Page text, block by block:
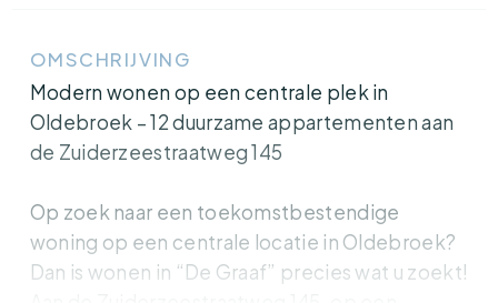
OMSCHRIJVING
Modern wonen op een centrale plek in
Oldebroek – 12 duurzame appartementen aan
de Zuiderzeestraatweg 145
Op zoek naar een toekomstbestendige
woning op een centrale locatie in Oldebroek?
Dan is wonen in “De Graaf” precies wat u zoekt!